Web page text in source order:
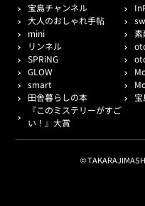
宝島チャンネル
大人のおしゃれ手帖
mini
素
リンネル
SPRiNG
GLOW
smart
田舎暮らしの本
『このミステリーがすご
い！』大賞
©